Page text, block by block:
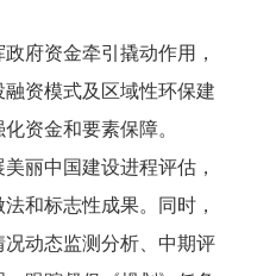
府资金牵引撬动作用，
资模式及区域性环保建
资金和要素保障。
丽中国建设进程评估，
和标志性成果。同时，
动态监测分析、中期评